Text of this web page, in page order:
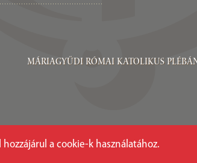
a cookie-k használatához.
Máriagyűdi Római Katolikus Plébánia